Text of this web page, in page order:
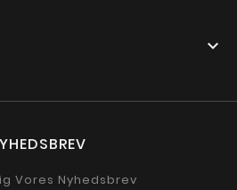

Vores Nyhedsbrev